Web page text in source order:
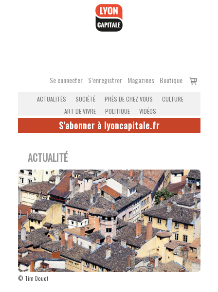
Se connecter S’enregistrer Magazines Boutique
Voir
ACTUALITÉS SOCIÉTÉ PRÈS DE CHEZ VOUS
CULTURE
ART DE VIVRE
POLITIQUE VIDÉOS
S'abonner à lyoncapitale.fr
ACTUALITÉ
© Tim Douet